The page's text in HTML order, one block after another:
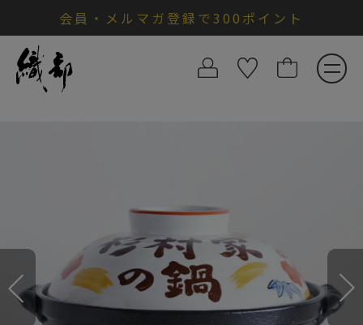
会員・メルマガ登録で300ポイント